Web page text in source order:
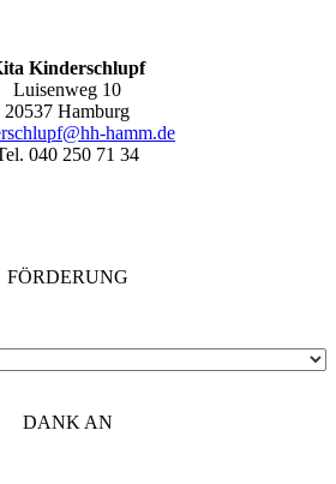
Kinderschlupf
Luisenweg 10
20537 Hamburg
hamm.de
040 250 71 34
FÖRDERUNG
DANK AN